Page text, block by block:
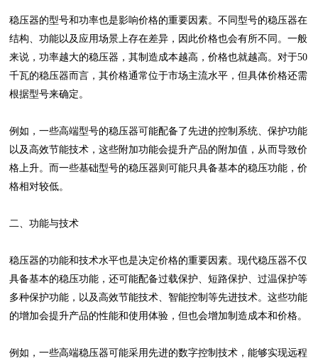
稳压器的型号和功率也是影响价格的重要因素。不同型号的稳压器在
结构、功能以及应用场景上存在差异，因此价格也会有所不同。一般
来说，功率越大的稳压器，其制造成本越高，价格也就越高。对于50
千瓦的稳压器而言，其价格通常位于市场主流水平，但具体价格还需
根据型号来确定。
例如，一些高端型号的稳压器可能配备了先进的控制系统、保护功能
以及高效节能技术，这些附加功能会提升产品的附加值，从而导致价
格上升。而一些基础型号的稳压器则可能只具备基本的稳压功能，价
格相对较低。
二、功能与技术
稳压器的功能和技术水平也是决定价格的重要因素。现代稳压器不仅
具备基本的稳压功能，还可能配备过载保护、短路保护、过温保护等
多种保护功能，以及高效节能技术、智能控制等先进技术。这些功能
的增加会提升产品的性能和使用体验，但也会增加制造成本和价格。
例如，一些高端稳压器可能采用先进的数字控制技术，能够实现远程